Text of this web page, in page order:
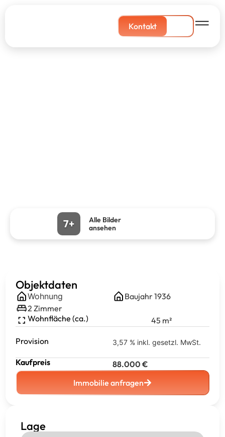
Kontakt
7+
Alle Bilder
ansehen
Objektdaten
Wohnung Baujahr1936
2 Zimmer
Wohnfläche (ca.)
45 m²
Provision 3,57 % inkl. gesetzl. MwSt.
Kaufpreis 88.000 €
Immobilie anfragen
Lage